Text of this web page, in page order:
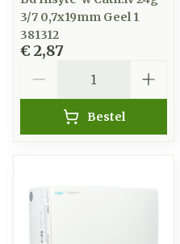
3/7 0,7x19mm Geel 1
381312
€ 2,87
Bestel